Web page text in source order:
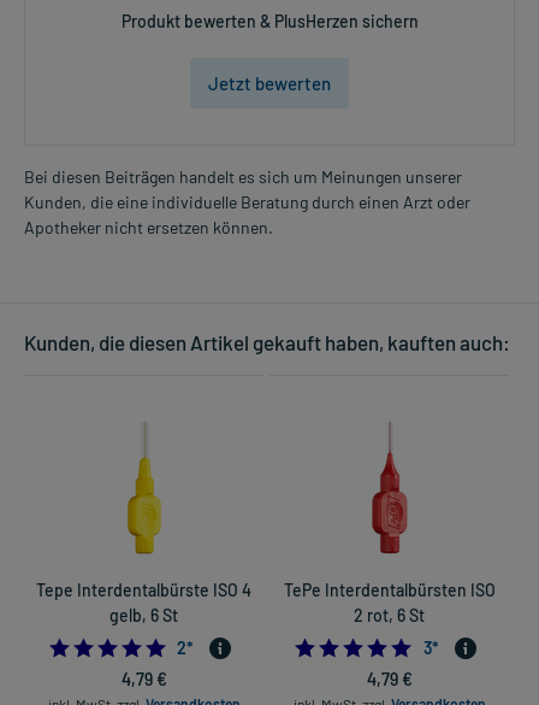
Produkt bewerten & PlusHerzen sichern
Jetzt bewerten
Bei diesen Beiträgen handelt es sich um Meinungen unserer
Kunden, die eine individuelle Beratung durch einen Arzt oder
Apotheker nicht ersetzen können.
Kunden, die diesen Artikel gekauft haben, kauften auch:
Tepe Interdentalbürste ISO 4
gelb, 6 St
5.0
2*
4,79 €
TePe Interdentalbürsten ISO
2 rot, 6 St
5.0
3*
4,79 €